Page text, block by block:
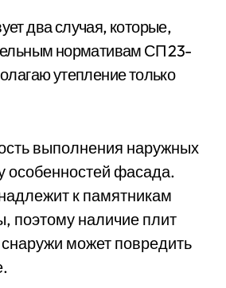
два случая, которые,
нормативам СП 23-
утепление только
выполнения наружных
особенностей фасада.
к памятникам
поэтому наличие плит
может повредить